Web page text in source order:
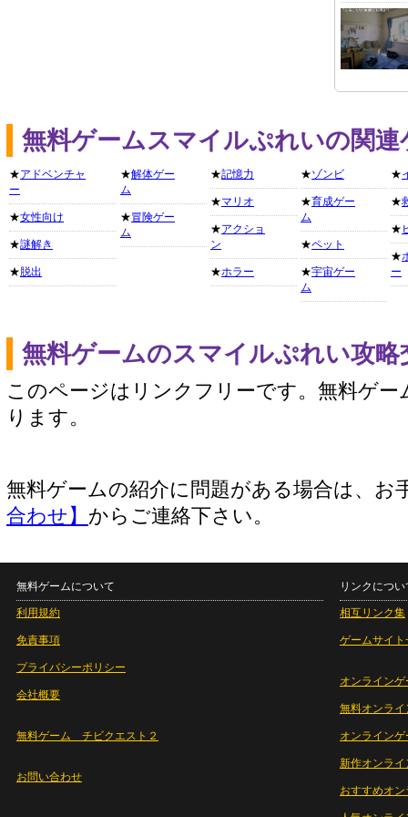
無料ゲームスマイルぷれいの関
★アドベンチャ
ー
★女性向け
★謎解き
★ 脱出
★解体ゲー
ム
★冒険ゲー
ム
★記憶力
★マリオ
★アクショ
ン
★ホラー
★ゾンビ
★育成ゲー
ム
★ペット
★宇宙ゲー
ム
★
★
★
★
ー
無料ゲームのスマイルぷれい攻
このページはリンクフリーです。無料ゲー
ります。
無料ゲームの紹介に問題がある場合は、お
合わせ】 からご連絡下さい。
無料ゲームについて
利用規約
免責事項
プライバシーポリシー
会社概要
無料ゲーム チビクエスト２
お問い合わせ
リンクについ
相互リンク集
ゲームサイト
オンラインゲ
無料オンライ
オンライン
新作オンライ
おすすめオ